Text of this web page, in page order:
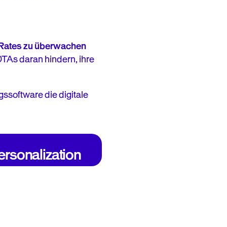
zu überwachen
daran hindern, ihre
die digitale
based on user
location, or